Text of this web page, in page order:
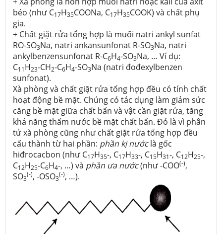
béo (như C17H35COONa, C17H35COOK) và chất phụ
gia.
+ Chất giặt rửa tổng hợp là muối natri ankyl sunfat
RO-SO3Na, natri ankansunfonat R-SO3Na, natri
ankylbenzensunfonat R-C6H4-SO3Na, … Ví dụ:
C11H23-CH2-C6H4-SO3Na (natri đođexylbenzen
sunfonat).
Xà phòng và chất giặt rửa tổng hợp đều có tính chất
hoạt động bề mặt. Chúng có tác dụng làm giảm sức
căng bề mặt giữa chất bẩn và vật cần giặt rửa, tăng
khả năng thấm nước bề mặt chất bẩn. Đó là vì phân
tử xà phòng cũng như chất giặt rửa tổng hợp đều
cấu thành từ hai phần: phần kị nướclà gốc
hiđrocacbon (như C17H35-, C17H33-, C15H31-, C12H25-,
C12H25-C6H4-, …) và phần ưa nước(như -COO(-),
SO3
(-), -OSO3
(-), …).